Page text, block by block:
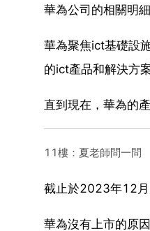
華為公司的相關明細
華為聚焦ict基礎設
的ict產品和解決方
直到現在，華為的
11樓：夏老師問一問
截止於2023年12
華為沒有上市的原